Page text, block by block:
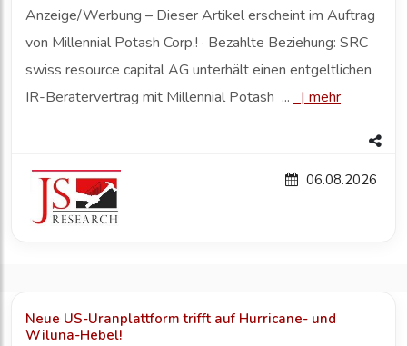
Anzeige/Werbung – Dieser Artikel erscheint im Auftrag
von Millennial Potash Corp.! · Bezahlte Beziehung: SRC
swiss resource capital AG unterhält einen entgeltlichen
IR-Beratervertrag mit Millennial Potash ...
| mehr
06.08.2026
Neue US-Uranplattform trifft auf Hurricane- und
Wiluna-Hebel!